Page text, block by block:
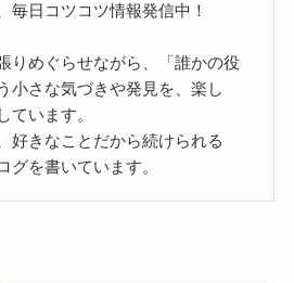
毎日コツコツ情報発信中！
りめぐらせながら、「誰かの役
小さな気づきや発見を、楽し
ています。
好きなことだから続けられる
を書いています。